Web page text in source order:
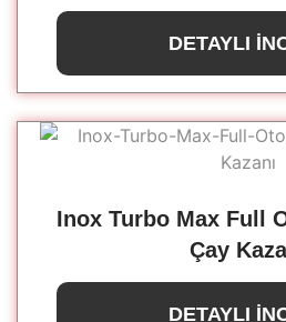
DETAYLI
Inox Turbo Max Full
Çay
DETAYLI